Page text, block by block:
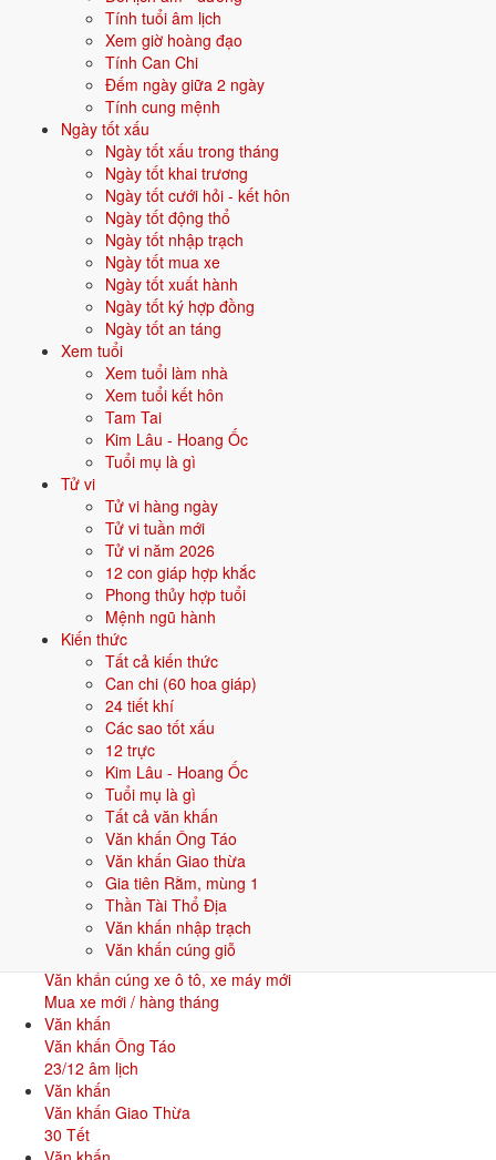
Tính tuổi âm lịch
Xem giờ hoàng đạo
Tính Can Chi
Đếm ngày giữa 2 ngày
Tính cung mệnh
Ngày tốt xấu
Ngày tốt xấu trong tháng
Ngày tốt khai trương
Ngày tốt cưới hỏi - kết hôn
Ngày tốt động thổ
Ngày tốt nhập trạch
Ngày tốt mua xe
Ngày tốt xuất hành
Ngày tốt ký hợp đồng
Ngày tốt an táng
Xem tuổi
Xem tuổi làm nhà
Xem tuổi kết hôn
Tam Tai
Kim Lâu - Hoang Ốc
Tuổi mụ là gì
Tử vi
Tử vi hàng ngày
Tử vi tuần mới
Tử vi năm 2026
12 con giáp hợp khắc
Phong thủy hợp tuổi
Mệnh ngũ hành
Kiến thức
Tất cả kiến thức
Can chi (60 hoa giáp)
24 tiết khí
Các sao tốt xấu
12 trực
Kim Lâu - Hoang Ốc
Tuổi mụ là gì
Tất cả văn khấn
Văn khấn Ông Táo
Văn khấn Giao thừa
Gia tiên Rằm, mùng 1
Thần Tài Thổ Địa
Văn khấn nhập trạch
Văn khấn cúng giỗ
Nam mô A Di Đà Phật!
Cúng Vía Thần Tài cần lưu ý và
kiêng gì?
Ngày vía Thần Tài thường đông đúc, gia đình nên chuẩn bị sớm để
tránh vội vàng.
Lau dọn bàn thờ Thần Tài sạch sẽ trước ngày vía.
Chuẩn bị lễ vật từ hôm trước nếu ngày vía rơi vào ngày bận rộn.
Mua vàng lấy may không bắt buộc, tùy điều kiện tài chính từng
người.
Cúng hàng ngày, xem văn khấn Thần Tài Thổ Địa hàng ngày
Vía Thần Tài là dịp lớn nhất năm với người làm ăn, kinh doanh.
Chuẩn bị chu đáo giúp gia chủ an tâm bước vào năm mới với niềm tin
Sau ngày vía, duy trìvăn khấn Thần Tài Thổ Địa
Khi mở cửa hàng mới, dùngvăn khấn khai trương
Nội dung tham khảo theo văn khấn cổ truyền Việt Nam. Có thể khác
đôi chút theo phong tục từng vùng miền.
Câu hỏi thường gặp về văn khấn Vía Thần
Vì sao ngày vía Thần Tài là mùng 10 tháng Giêng?
Đây là tục lệ dân gian lâu đời, đặc biệt phổ biến ở miền Nam. Không
có tài liệu chính thức lý giải rõ nguồn gốc.
Không mua vàng ngày vía Thần Tài có sao không?
Cúng vía Thần Tài có bắt buộc cá lóc nướng không?
Nhà không kinh doanh có cần cúng vía Thần Tài không?
Cúng vía Thần Tài trễ hơn mùng 10 có được không?
Văn khấn khác
Văn khấn
Văn khấn Thần Tài Thổ Địa hàng ngày
Hàng ngày
Văn khấn
Văn khấn khai trương, mở hàng
Khai trương
Văn khấn
Văn khấn cúng xe ô tô, xe máy mới
Mua xe mới / hàng tháng
Văn khấn
Văn khấn Ông Táo
23/12 âm lịch
Văn khấn
Văn khấn Giao Thừa
30 Tết